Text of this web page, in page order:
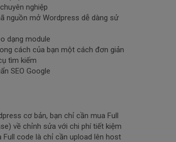
nghiệp
nguồn mở Wordpress dễ dàng sử
dạng module
cách của bạn một cách đơn giản
tìm kiếm
SEO Google
cơ bản, bạn chỉ cần mua Full
về chỉnh sửa với chi phí tiết kiệm
Full code là chỉ cần upload lên host